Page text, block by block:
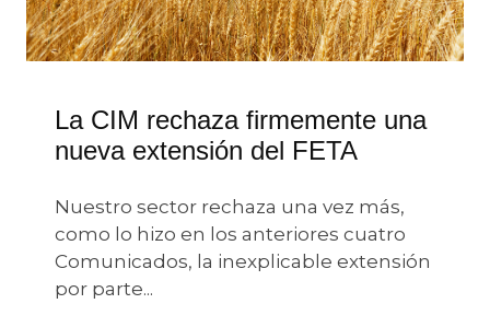
La CIM rechaza firmemente una
nueva extensión del FETA
Nuestro sector rechaza una vez más,
como lo hizo en los anteriores cuatro
Comunicados, la inexplicable extensión
por parte...